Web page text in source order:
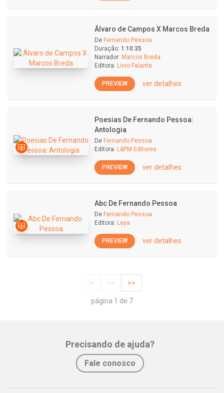
Álvaro de Campos X Marcos Breda
De Fernando Pessoa
Duração: 1:10:35
Narrador: Marcos Breda
Editora: Livro Falante
PREVIEW ver detalhes
Poesias De Fernando Pessoa:
Antologia
De Fernando Pessoa
Editora: L&PM Editores
PREVIEW ver detalhes
Abc De Fernando Pessoa
De Fernando Pessoa
Editora: Leya
PREVIEW ver detalhes
|< << >>
página 1 de 7
Precisando de ajuda?
Fale conosco